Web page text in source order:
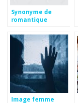
Synonyme de
romantique
Image femme